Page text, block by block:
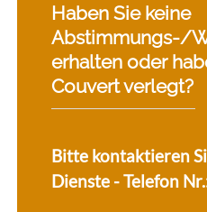
Haben Sie keine
Abstimmungs-/
erhalten oder
Couvert verlegt?
Bitte kontaktieren
Dienste - Telefon